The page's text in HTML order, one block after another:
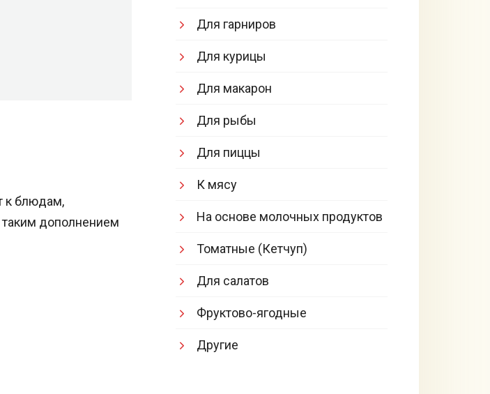
к блюдам,
таким дополнением
Для гарниров
Для курицы
Для макарон
Для рыбы
Для пиццы
К мясу
На основе молочных продуктов
Томатные (Кетчуп)
Для салатов
Фруктово-ягодные
Другие